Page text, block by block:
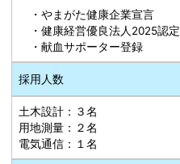
・やまがた健康企業宣言
・健康経営優良法人2025認定
・献血サポーター登録
採用人数
土木設計：３名
用地測量：２名
電気通信：１名